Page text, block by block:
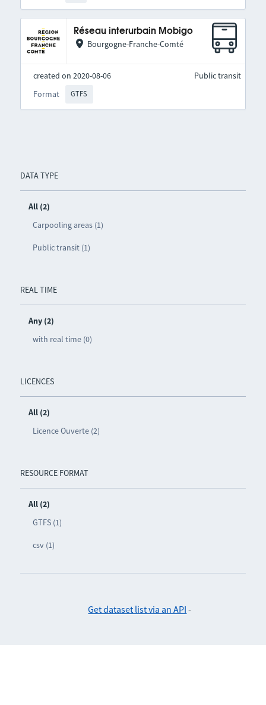
DATA TYPE
All (2)
Carpooling areas (1)
Public transit (1)
REAL TIME
Any (2)
with real time (0)
LICENCES
All (2)
Licence Ouverte (2)
RESOURCE FORMAT
All (2)
GTFS (1)
csv (1)
Réseau interurbain Mobigo
Bourgogne-Franche-Comté
created on 2020-08-06
Format
GTFS
Public transit
Get dataset list via an API -